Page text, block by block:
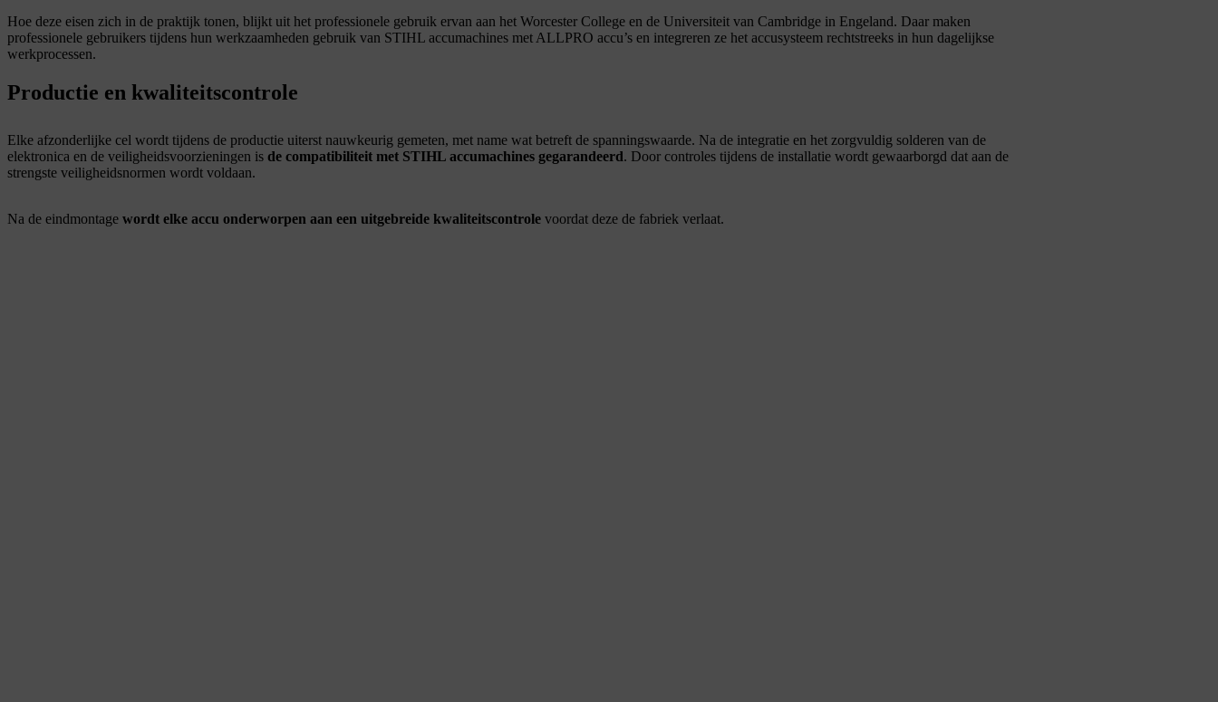
Hoe deze eisen zich in de praktijk tonen, blijkt uit het professionele gebruik ervan aan het Worcester College en de Universiteit van Cambridge in Engeland. Daar maken
professionele gebruikers tijdens hun werkzaamheden gebruik van STIHL accumachines met ALLPRO accu’s en integreren ze het accusysteem rechtstreeks in hun dagelijkse
werkprocessen.
Productie en kwaliteitscontrole
Elke afzonderlijke cel wordt tijdens de productie uiterst nauwkeurig gemeten, met name wat betreft de spanningswaarde. Na de integratie en het zorgvuldig solderen van de
elektronica en de veiligheidsvoorzieningen is de compatibiliteit met STIHL accumachines gegarandeerd. Door controles tijdens de installatie wordt gewaarborgd dat aan de
strengste veiligheidsnormen wordt voldaan.
Na de eindmontage wordt elke accu onderworpen aan een uitgebreide kwaliteitscontrole voordat deze de fabriek verlaat.